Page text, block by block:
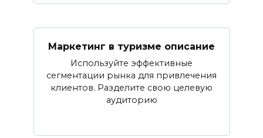
Маркетинг в туризме описание
Используйте эффективные
сегментации рынка для привлечения
клиентов. Разделите свою целевую
аудиторию